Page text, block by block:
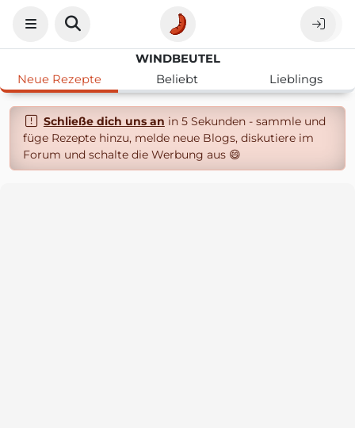
WINDBEUTEL
Neue Rezepte
Beliebt Lieblings
Schließe dich uns an in 5 Sekunden - sammle und
füge Rezepte hinzu, melde neue Blogs, diskutiere im
Forum und schalte die Werbung aus 😄